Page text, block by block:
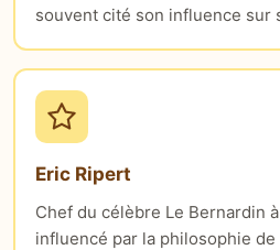
souvent cité son influence sur
Eric Ripert
Chef du célèbre Le Bernardin
influencé par la philosophie de